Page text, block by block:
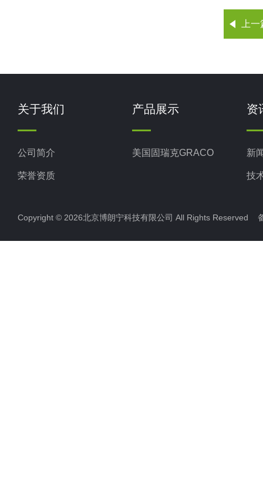
上
关于我们
公司简介
荣誉资质
产品展示
美国固瑞克GRACO
资
新
技
Copyright © 2026北京博朗宁科技有限公司 All Rights Reserved